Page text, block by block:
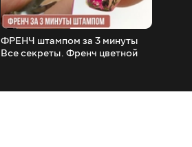
ФРЕНЧ штампом за 3 минуты
Все секреты. Френч цветной